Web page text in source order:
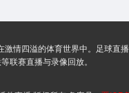
情四溢的体育世界中。足球直
联赛直播与录像回放。